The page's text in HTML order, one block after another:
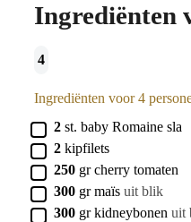
Ingrediënten
4
Ingrediënten voor 4
▢
2 st. baby Romaine sla
▢
2 kipfilets
▢
250 gr cherry tomaten
▢
300 grmaïs uit blik
▢
300 grkidneybonen uit